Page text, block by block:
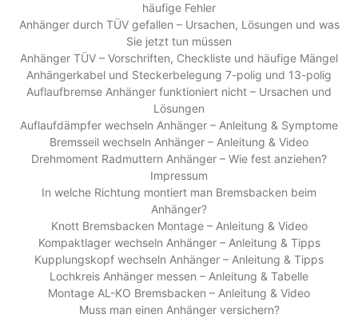
häufige Fehler
Anhänger durch TÜV gefallen – Ursachen, Lösungen und was
Sie jetzt tun müssen
Anhänger TÜV – Vorschriften, Checkliste und häufige Mängel
Anhängerkabel und Steckerbelegung 7-polig und 13-polig
Auflaufbremse Anhänger funktioniert nicht – Ursachen und
Lösungen
Auflaufdämpfer wechseln Anhänger – Anleitung & Symptome
Bremsseil wechseln Anhänger – Anleitung & Video
Drehmoment Radmuttern Anhänger – Wie fest anziehen?
Impressum
In welche Richtung montiert man Bremsbacken beim
Anhänger?
Knott Bremsbacken Montage – Anleitung & Video
Kompaktlager wechseln Anhänger – Anleitung & Tipps
Kupplungskopf wechseln Anhänger – Anleitung & Tipps
Lochkreis Anhänger messen – Anleitung & Tabelle
Montage AL-KO Bremsbacken – Anleitung & Video
Muss man einen Anhänger versichern?